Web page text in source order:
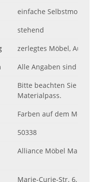
einfache Selbstmontage
stehend
zerlegtes Möbel,
Alle Angaben sind ca.-
Bitte beachten Sie die
Materialpass.
Farben auf dem Monitor
50338
Alliance Möbel Marketing
Marie-Curie-Str. 6, 53359